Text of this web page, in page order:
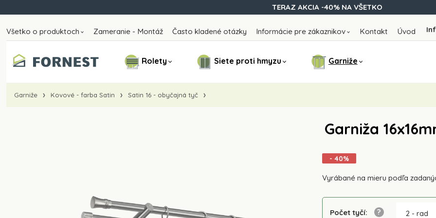
TERAZ AKCIA -40% NA VŠETKO
Všetko o produktoch Zameranie - Montáž Často kladené otázky Informácie pre zákaznikov Kontakt Úvod
Rolety Siete proti hmyzu Garniže
Garniže Kovové - farba Satin Satin 16 - obyčajná tyč
Garniža
- 40%
Vyrábané na mieru podľa
Počet tyčí: 2 - rad